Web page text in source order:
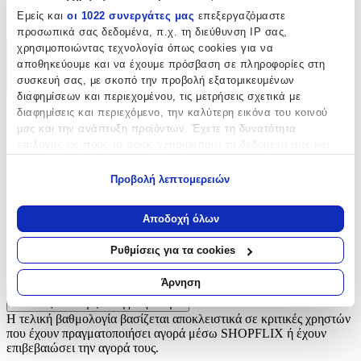
Εμείς και οι 1022 συνεργάτες μας επεξεργαζόμαστε
προσωπικά σας δεδομένα, π.χ. τη διεύθυνση IP σας,
χρησιμοποιώντας τεχνολογία όπως cookies για να
αποθηκεύουμε και να έχουμε πρόσβαση σε πληροφορίες στη
συσκευή σας, με σκοπό την προβολή εξατομικευμένων
διαφημίσεων και περιεχομένου, τις μετρήσεις σχετικά με
διαφημίσεις και περιεχόμενο, την καλύτερη εικόνα του κοινού
μας και την ανάπτυξη προϊόντων. Έχετε τη δυνατότητα
Να συλλέξουμε πληροφορίες σχετικά με τη γεωγραφική
σας τοποθεσία, οι οποίες μπορεί να είναι ακριβείς σε
απόσταση μερικών μέτρων
Να αναγνωρίσουμε τη συσκευή σας σαρώνοντας ενεργά
για συγκεκριμένα χαρακτηριστικά (δακτυλικό αποτύπωμα)
Μάθετε περισσότερα σχετικά με τον τρόπο επεξεργασίας των
προσωπικών σας δεδομένων και καθορίστε τις προτιμήσεις σας
στηνενότητα “Λεπτομέρειες”. Μπορείτε να αλλάξετε ή να
ανακαλέσετε τη συγκατάθεσή σας ανά πάσα στιγμή από τη
Προβολή λεπτομερειών
Αποδοχή όλων
Ρυθμίσεις για τα cookies
Άρνηση
Θερμοκολλητικά
Χαρακτηριστικά
+
Χαρακτηριστικά
Είδος:
Θερμοκολλητικά
Αξιολογήσεις
Προς το παρόν δεν υπάρχουν άλλες αξιολογήσεις. Όταν
προστεθούν, θα εμφανιστούν εδώ.
Πώς υπολογίζεται η βαθμολογία
Η τελική βαθμολογία βασίζεται αποκλειστικά σε κριτικές χρηστών
που έχουν πραγματοποιήσει αγορά μέσω SHOPFLIX ή έχουν
επιβεβαιώσει την αγορά τους.